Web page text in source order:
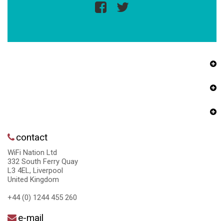
contact
WiFi Nation Ltd
332 South Ferry Quay
L3 4EL, Liverpool
United Kingdom
+44 (0) 1244 455 260
e-mail